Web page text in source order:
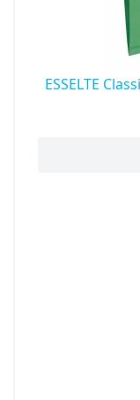
ESSELTE